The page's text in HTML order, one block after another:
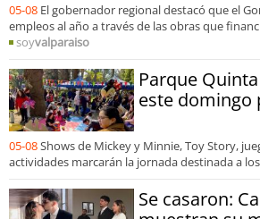
05-08 El gobernador regional destacó que el
empleos al año a través de las obras que
soyvalparaiso
Parque
este domingo
05-08Shows de Mickey y Minnie, Toy Story,
actividades marcarán la jornada destinada a
Se casaron: